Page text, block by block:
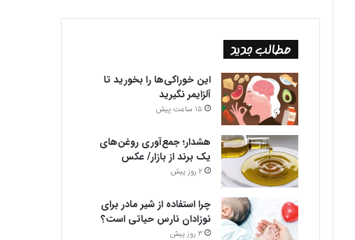
مطالب جدید
این خوراکی‌ها را بخورید تا
آلزایمر نگیرید
15 ساعت پیش
هشدار؛ جمع‌آوری روغن‌های
یک برند از بازار/ عکس
2 روز پیش
چرا استفاده از شیر مادر برای
نوزادان نارس حیاتی است؟
3 روز پیش